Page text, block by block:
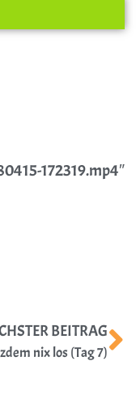
172319.mp4″
BEITRAG
nix los (Tag 7)